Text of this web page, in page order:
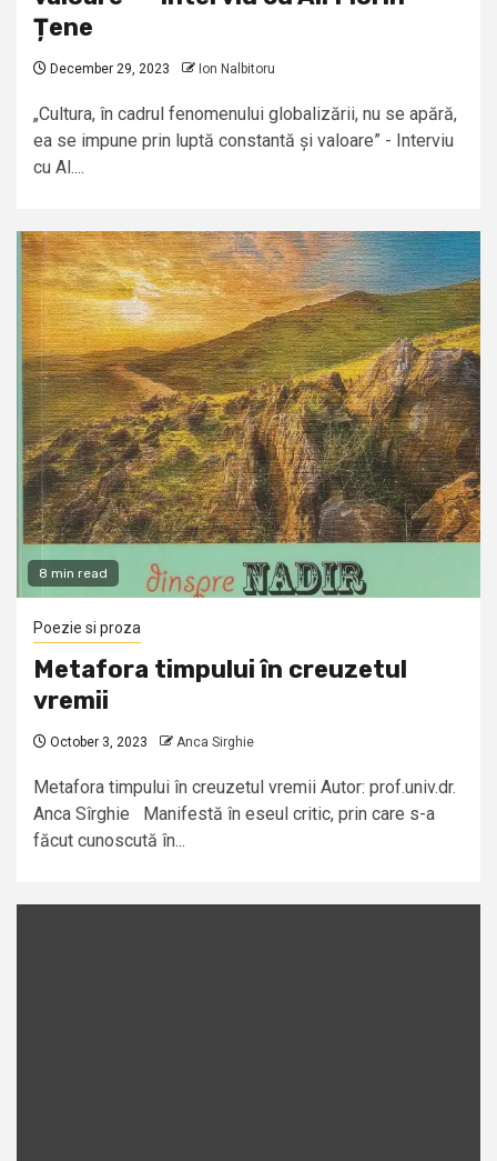
Țene
December 29, 2023 Ion Nalbitoru
„Cultura, în cadrul fenomenului globalizării, nu se apără,
ea se impune prin luptă constantă și valoare” - Interviu
cu Al....
8 min read
Poezie si proza
Metafora timpului în creuzetul
vremii
October 3, 2023 Anca Sirghie
Metafora timpului în creuzetul vremii Autor: prof.univ.dr.
Anca Sîrghie Manifestă în eseul critic, prin care s-a
făcut cunoscută în...